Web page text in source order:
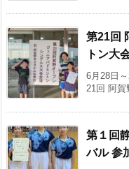
第21回
トン大
6月28日
21回 阿賀
第１回
バル 参